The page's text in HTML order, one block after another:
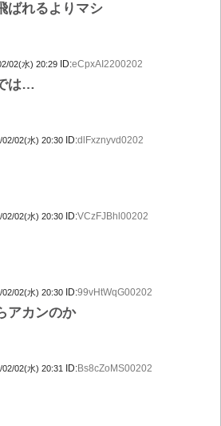
ばれるよりマシ
02(水) 20:29 ID:eCpxAI2200202
は…
02/02(水) 20:30 ID:dlFxznyvd0202
02/02(水) 20:30 ID:VCzFJBhl00202
02/02(水) 20:30 ID:99vHtWqG00202
アカンのか
02/02(水) 20:31 ID:Bs8cZoMS00202